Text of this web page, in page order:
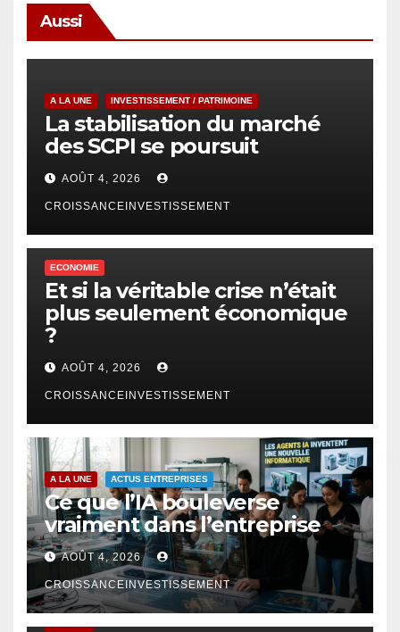
Aussi
A LA UNE INVESTISSEMENT / PATRIMOINE
La stabilisation du marché
des SCPI se poursuit
AOÛT 4, 2026
CROISSANCEINVESTISSEMENT
ECONOMIE
Et si la véritable crise n’était
plus seulement économique
?
AOÛT 4, 2026
CROISSANCEINVESTISSEMENT
A LA UNE ACTUS ENTREPRISES
Ce que l’IA bouleverse
vraiment dans l’entreprise
AOÛT 4, 2026
CROISSANCEINVESTISSEMENT